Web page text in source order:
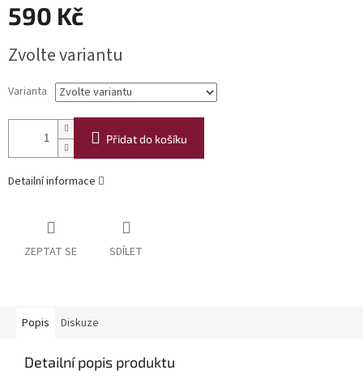
590 Kč
cena:
Zvolte variantu
Varianta
Přidat do košíku
Detailní informace
ZEPTAT SE SDÍLET
Popis Diskuze
Detailní popis produktu